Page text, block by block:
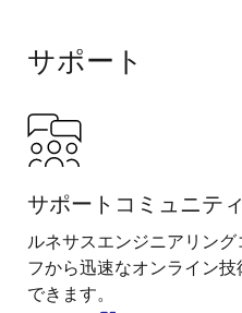
サポート
サポートコミュニティ
ルネサスエンジニアリン
フから迅速なオンライン
できます。